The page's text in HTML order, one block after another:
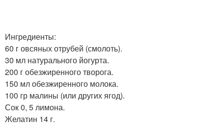
Ингредиенты:
60 г овсяных отрубей (смолоть).
30 мл натурального йогурта.
200 г обезжиренного творога.
150 мл обезжиренного молока.
100 гр малины (или других ягод).
Сок 0, 5 лимона.
Желатин 14 г.